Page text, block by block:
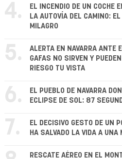
4.
EL INCENDIO DE UN COCHE
LA AUTOVÍA DEL CAMINO:
MILAGRO
5.
ALERTA EN NAVARRA ANTE
GAFAS NO SIRVEN Y
RIESGO TU VISTA
6.
EL PUEBLO DE NAVARRA
ECLIPSE DE SOL: 87
7.
EL DECISIVO GESTO DE UN
HA SALVADO LA VIDA A UNA
RESCATE AÉREO EN EL